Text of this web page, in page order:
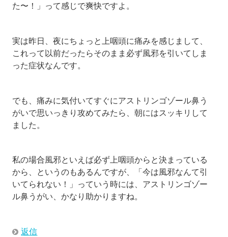
た〜！」って感じで爽快ですよ。
実は昨日、夜にちょっと上咽頭に痛みを感じまして、
これって以前だったらそのまま必ず風邪を引いてしま
った症状なんです。
でも、痛みに気付いてすぐにアストリンゴゾール鼻う
がいで思いっきり攻めてみたら、朝にはスッキリして
ました。
私の場合風邪といえば必ず上咽頭からと決まっている
から、というのもあるんですが、「今は風邪なんて引
いてられない！」っていう時には、アストリンゴゾー
ル鼻うがい、かなり助かりますね。
返信